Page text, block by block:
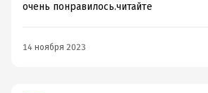
очень понравилось.читайте
14 ноября 2023